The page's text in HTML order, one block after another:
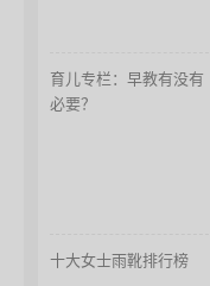
育儿专栏：早教有没有
必要？
十大女士雨靴排行榜